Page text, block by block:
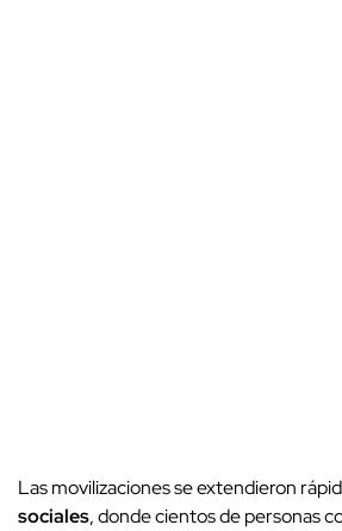
Las movilizaciones se extendieron
sociales, donde cientos de personas